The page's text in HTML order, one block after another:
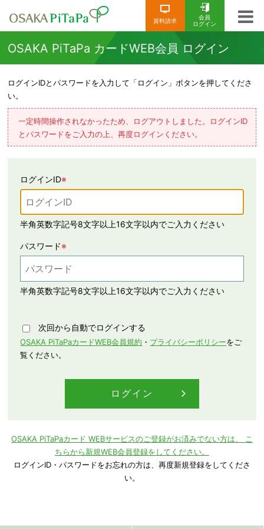
資料請求
会員
ログイン
OSAKA PiTaPa カードWEB会員 ログイン
ログインIDとパスワードを入力して「ログイン」ボタンを押してくださ
い。
一定時間操作されなかったため、ログアウトしました。ログインID
とパスワードをご入力の上、再度ログインください。
ログインID※
半角英数字記号8文字以上16文字以内でご入力ください
パスワード※
半角英数字記号8文字以上16文字以内でご入力ください
次回から自動でログインする
OSAKA PiTaPaカードWEB会員規約 ・ プライバシーポリシーをご
覧ください。
OSAKA PiTaPaカード WEBサービスのご登録がお済みでない方は、
こ
ちらから新規WEB会員登録をしてください。
ログインID・パスワードをお忘れの方は、再度新規登録をしてくださ
い。